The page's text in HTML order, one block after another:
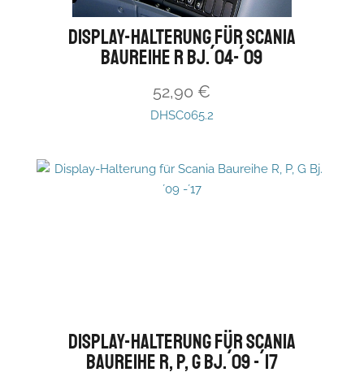
Display-Halterung für Scania
Baureihe R Bj.´04-´09
52,90 €
DHSC065.2
Display-Halterung für Scania
Baureihe R, P, G Bj.´09 -´17